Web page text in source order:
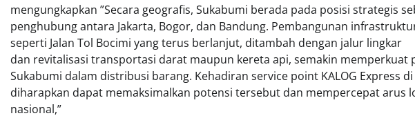
mengungkapkan ”Secara geografis, Sukabumi berada pada posisi strategis
penghubung antara Jakarta, Bogor, dan Bandung. Pembangunan
seperti Jalan Tol Bocimi yang terus berlanjut, ditambah dengan jalur lingkar
dan revitalisasi transportasi darat maupun kereta api, semakin memperkuat
Sukabumi dalam distribusi barang. Kehadiran service point KALOG Express
diharapkan dapat memaksimalkan potensi tersebut dan mempercepat arus
nasional,”